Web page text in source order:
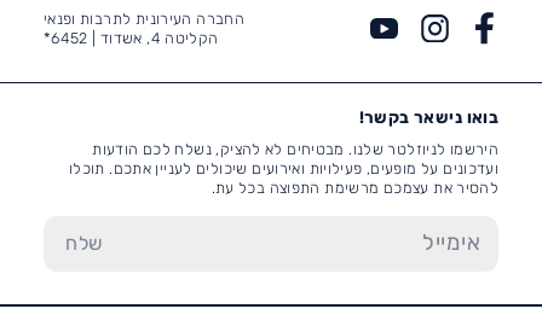
החברה העירונית לתרבות ופנאי
הקליטה 4, אשדוד |
6452*
בואו נישאר בקשר!
הירשמו לניוזלטר שלנו. מבטיחים לא להציק, נשלח לכם הודעות
ועדכונים על מופעים, פעילויות ואירועים שיכולים לעניין אתכם. תוכלו
להסיר את עצמכם מרשימת התפוצה בכל עת.